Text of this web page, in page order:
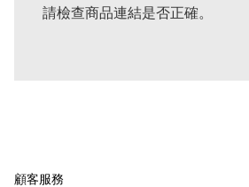
請檢查商品連結是否正確。
顧客服務